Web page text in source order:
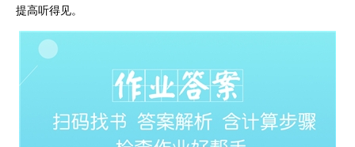
提高听得见。